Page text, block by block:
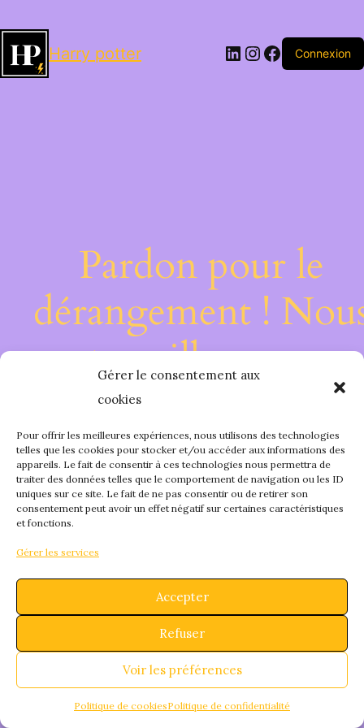
Gérer le consentement aux
cookies
Pour offrir les meilleures expériences, nous utilisons des technologies
telles que les cookies pour stocker et/ou accéder aux informations des
appareils. Le fait de consentir à ces technologies nous permettra de
traiter des données telles que le comportement de navigation ou les ID
uniques sur ce site. Le fait de ne pas consentir ou de retirer son
consentement peut avoir un effet négatif sur certaines caractéristiques
et fonctions.
Gérer les services
Accepter
Refuser
Voir les préférences
Politique de cookiesPolitique de confidentialité
Harry potter LinkedIn
Instagram
Facebook
Connexion
Pardon pour le
dérangement !
travaillons sur
quelque chose de
fantastique –
bientôt !